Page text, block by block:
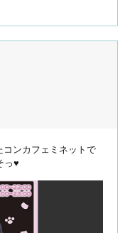
ンカフェミネットで
っ♥